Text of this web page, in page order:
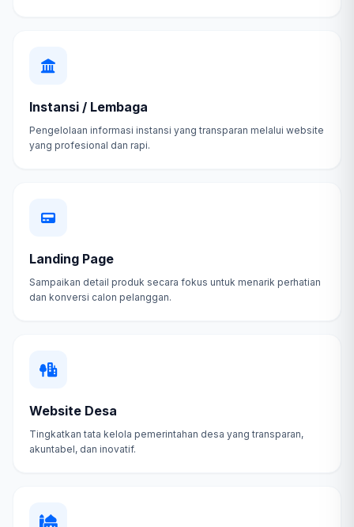
Instansi / Lembaga
Pengelolaan informasi instansi yang transparan melalui website
yang profesional dan rapi.
Landing Page
Sampaikan detail produk secara fokus untuk menarik perhatian
dan konversi calon pelanggan.
Website Desa
Tingkatkan tata kelola pemerintahan desa yang transparan,
akuntabel, dan inovatif.